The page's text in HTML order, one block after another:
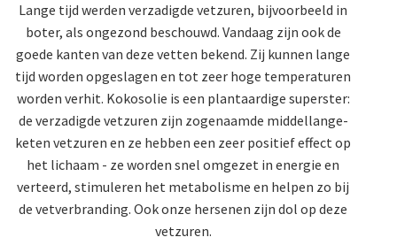
Lange tijd werden verzadigde vetzuren, bijvoorbeeld in
boter, als ongezond beschouwd. Vandaag zijn ook de
goede kanten van deze vetten bekend. Zij kunnen lange
tijd worden opgeslagen en tot zeer hoge temperaturen
worden verhit. Kokosolie is een plantaardige superster:
de verzadigde vetzuren zijn zogenaamde middellange-
keten vetzuren en ze hebben een zeer positief effect op
het lichaam - ze worden snel omgezet in energie en
verteerd, stimuleren het metabolisme en helpen zo bij
de vetverbranding. Ook onze hersenen zijn dol op deze
vetzuren.